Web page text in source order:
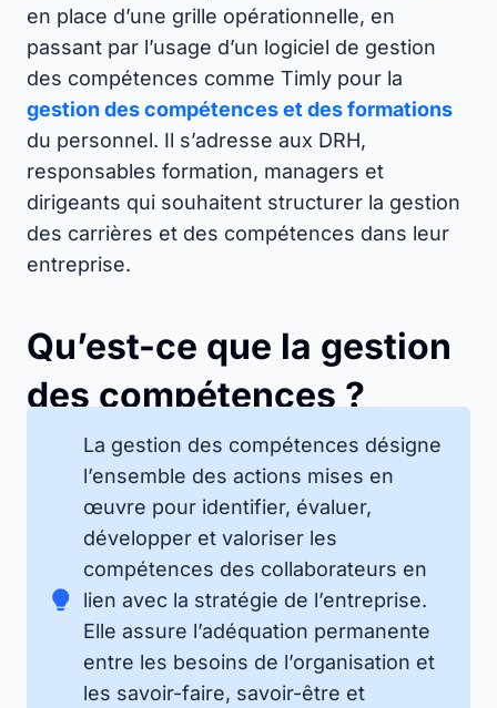
en place d’une grille opérationnelle, en
passant par l’usage d’un logiciel de gestion
des compétences comme Timly pour la
gestion des compétences et des formations
du personnel. Il s’adresse aux DRH,
responsables formation, managers et
dirigeants qui souhaitent structurer la gestion
des carrières et des compétences dans leur
entreprise.
Qu’est-ce que la gestion
des compétences ?
La gestion des compétences désigne
l’ensemble des actions mises en
œuvre pour identifier, évaluer,
développer et valoriser les
compétences des collaborateurs en
lien avec la stratégie de l’entreprise.
Elle assure l’adéquation permanente
entre les besoins de l’organisation et
les savoir-faire, savoir-être et